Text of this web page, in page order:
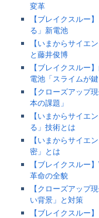
変革
【ブレイクスルー
る」新電池
【いまからサイエ
と藤井俊博
【ブレイクスルー
電池「スライムが鍵
【クローズアップ
本の課題」
【いまからサイエ
る」技術とは
【いまからサイエ
密」とは
【ブレイクスルー
革命の全貌
【クローズアップ
い背景」と対策
【ブレイクスルー